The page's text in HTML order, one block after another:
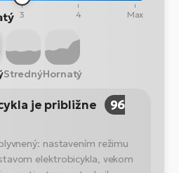
3 4 Max
StrednýHornatý
je približne
96
nastavením režimu
elektrobicykla, vekom